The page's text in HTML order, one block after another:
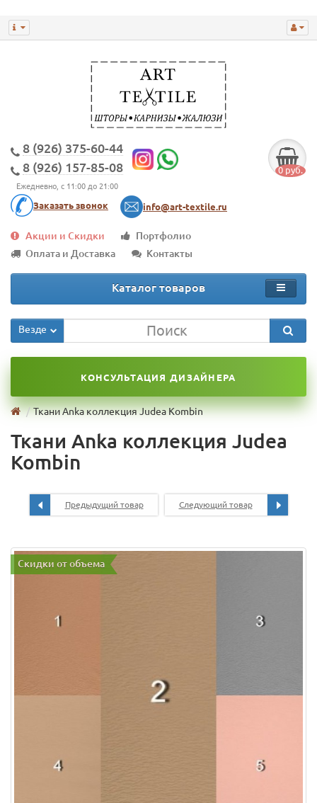
8 (926) 375-60-44
8 (926) 157-85-08
Ежедневно, с 11:00 до 21:00
Заказать звонок info@art-textile.ru
0 руб.
Акции и Скидки
Портфолио
Оплата и Доставка
Контакты
Каталог товаров
Везде
КОНСУЛЬТАЦИЯ ДИЗАЙНЕРА
Ткани Anka коллекция Judea Kombin
Ткани Anka коллекция Judea
Kombin
Предыдущий товар Следующий товар
Скидки от объема